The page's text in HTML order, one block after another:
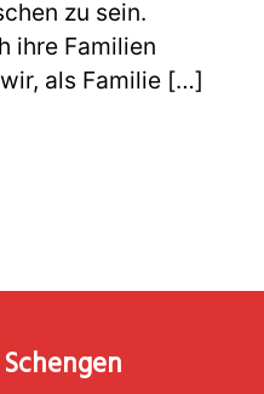
zu sein.
ihre Familien
als Familie […]